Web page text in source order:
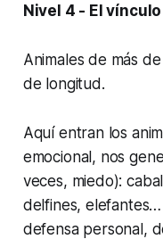
Nivel 4 - El
Animales de más
de longitud.
Aquí entran los
emocional, nos
veces, miedo):
delfines,
defensa personal,